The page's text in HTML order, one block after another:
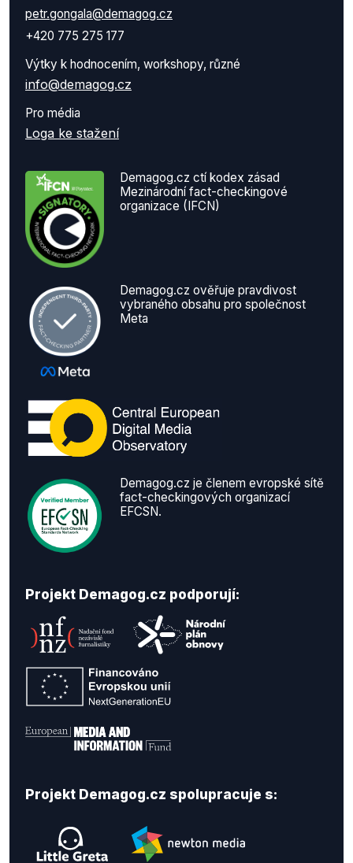
petr.gongala@demagog.cz
+420 775 275 177
Výtky k hodnocením, workshopy, různé
info@demagog.cz
Pro média
Loga ke stažení
Demagog.cz ctí kodex zásad
Mezinárodní fact-checkingové
organizace (IFCN)
Demagog.cz ověřuje pravdivost
vybraného obsahu pro společnost
Meta
Demagog.cz je členem evropské sítě
fact-checkingových organizací
EFCSN.
Projekt Demagog.cz podporují:
Projekt Demagog.cz spolupracuje s: